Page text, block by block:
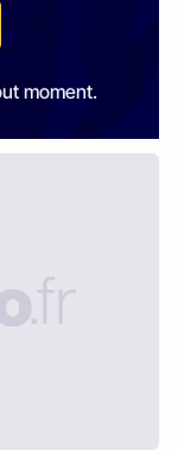
moment.